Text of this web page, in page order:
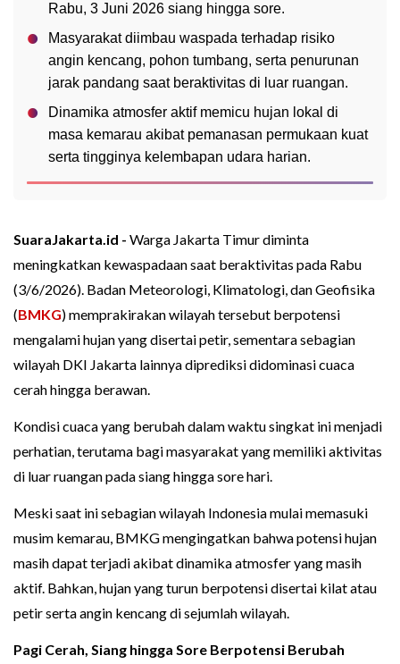
Rabu, 3 Juni 2026 siang hingga sore.
Masyarakat diimbau waspada terhadap risiko
angin kencang, pohon tumbang, serta penurunan
jarak pandang saat beraktivitas di luar ruangan.
Dinamika atmosfer aktif memicu hujan lokal di
masa kemarau akibat pemanasan permukaan kuat
serta tingginya kelembapan udara harian.
SuaraJakarta.id - Warga Jakarta Timur diminta
meningkatkan kewaspadaan saat beraktivitas pada Rabu
(3/6/2026). Badan Meteorologi, Klimatologi, dan Geofisika
(BMKG) memprakirakan wilayah tersebut berpotensi
mengalami hujan yang disertai petir, sementara sebagian
wilayah DKI Jakarta lainnya diprediksi didominasi cuaca
cerah hingga berawan.
Kondisi cuaca yang berubah dalam waktu singkat ini menjadi
perhatian, terutama bagi masyarakat yang memiliki aktivitas
di luar ruangan pada siang hingga sore hari.
Meski saat ini sebagian wilayah Indonesia mulai memasuki
musim kemarau, BMKG mengingatkan bahwa potensi hujan
masih dapat terjadi akibat dinamika atmosfer yang masih
aktif. Bahkan, hujan yang turun berpotensi disertai kilat atau
petir serta angin kencang di sejumlah wilayah.
Pagi Cerah, Siang hingga Sore Berpotensi Berubah